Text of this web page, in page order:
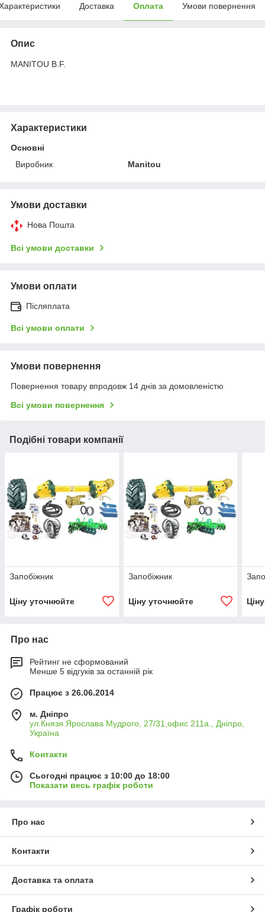
Доставка Оплата Умови повернення
Опис
MANITOU B.F.
Характеристики
Основні
Виробник
Manitou
Умови доставки
Нова Пошта
Всі умови доставки
Умови оплати
Післяплата
Всі умови оплати
Умови повернення
Повернення товару впродовж 14 днів за домовленістю
Всі умови повернення
Подібні товари компанії
Запобіжник
Ціну уточнюйте
Запобіжник
Ціну уточнюйте
Про нас
Рейтинг не сформований
Менше 5 відгуків за останній рік
Працює з 26.06.2014
м. Дніпро
ул.Князя Ярослава Мудрого, 27/31,офис 211а., Дніпро,
Україна
Контакти
Сьогодні працює з 10:00 до 18:00
Показати весь графік роботи
Про нас
Контакти
Доставка та оплата
Графік роботи